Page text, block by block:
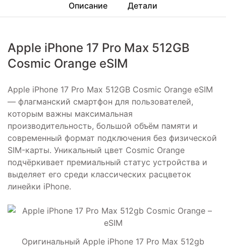
Описание Детали
Apple iPhone 17 Pro Max 512GB
Cosmic Orange eSIM
Apple iPhone 17 Pro Max 512GB Cosmic Orange eSIM
— флагманский смартфон для пользователей,
которым важны максимальная
производительность, большой объём памяти и
современный формат подключения без физической
SIM-карты. Уникальный цвет Cosmic Orange
подчёркивает премиальный статус устройства и
выделяет его среди классических расцветок
линейки iPhone.
Оригинальный Apple iPhone 17 Pro Max 512gb